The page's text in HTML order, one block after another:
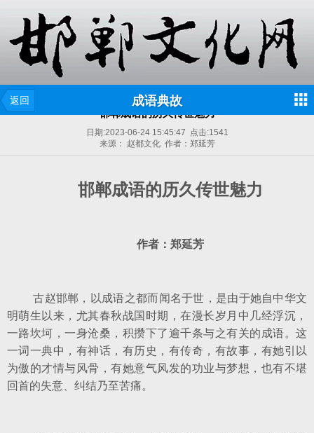
返回 成语典故
邯郸成语的历久传世魅力
日期:2023-06-24 15:45:47 点击:1541
来源： 赵都文化 作者：郑延芳
邯郸成语的历久传世魅力
作者：郑延芳
古赵邯郸，以成语之都而闻名于世，是由于她自中华文
明萌生以来，尤其春秋战国时期，在漫长岁月中几经浮沉，
一路坎坷，一身沧桑，积攒下了逾千条与之有关的成语。这
一词一典中，有神话，有历史，有传奇，有故事，有她引以
为傲的才情与风骨，有她意气风发的功业与梦想，也有不堪
回首的失意、纠结乃至苦痛。